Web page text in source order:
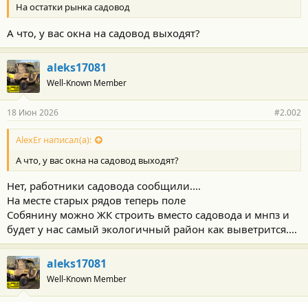
На остатки рынка садовод
А что, у вас окна на садовод выходят?
aleks17081
Well-Known Member
18 Июн 2026 #2.002
AlexEr написал(а):
А что, у вас окна на садовод выходят?
Нет, работники садовода сообщили....
На месте старых рядов теперь поле
Собянину можно ЖК строить вместо садовода и мнпз и
будет у нас самый экологичный район как выветрится....
aleks17081
Well-Known Member